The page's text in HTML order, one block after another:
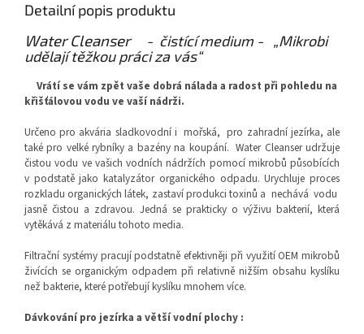
Detailní popis produktu
Water Cleanser - čistící medium - „Mikrobi
udělají těžkou práci za vás“
Vrátí se vám zpět vaše dobrá nálada a radost při pohledu na
křišťálovou vodu ve vaší nádrži.
Určeno pro akvária sladkovodní i mořská, pro zahradní jezírka, ale
také pro velké rybníky a bazény na koupání. Water Cleanser udržuje
čistou vodu ve vašich vodních nádržích pomocí mikrobů působících
v podstatě jako katalyzátor organického odpadu. Urychluje proces
rozkladu organických látek, zastaví produkci toxinů a nechává vodu
jasně čistou a zdravou. Jedná se prakticky o výživu bakterií, která
vytěkává z materiálu tohoto media.
Filtrační systémy pracují podstatně efektivněji při využití OEM mikrobů
živících se organickým odpadem při relativně nižším obsahu kyslíku
než bakterie, které potřebují kyslíku mnohem více.
Dávkování pro jezírka a větší vodní plochy :